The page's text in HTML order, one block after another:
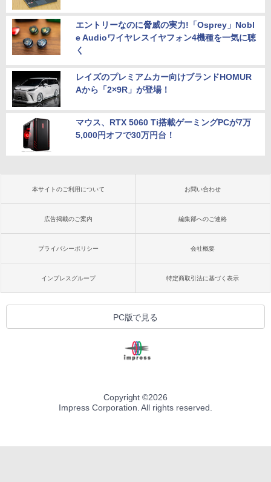
エントリーなのに脅威の実力!「Osprey」Nobl
e Audioワイヤレスイヤフォン4機種を一気に聴
く
レイズのプレミアムカー向けブランドHOMUR
Aから「2×9R」が登場！
マウス、RTX 5060 Ti搭載ゲーミングPCが7万
5,000円オフで30万円台！
本サイトのご利用について お問い合わせ
広告掲載のご案内 編集部へのご連絡
プライバシーポリシー 会社概要
インプレスグループ 特定商取引法に基づく表示
PC版で見る
Copyright ©2026
Impress Corporation. All rights reserved.